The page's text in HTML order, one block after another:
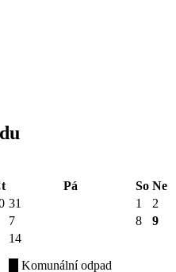
Pá So Ne
31 1
2
7 8
9
14
Komunální odpad